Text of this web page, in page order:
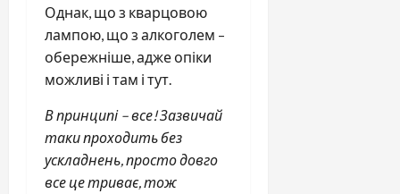
Однак, що з кварцовою
лампою, що з алкоголем –
обережніше, адже опіки
можливі і там і тут.
В принципі – все! Зазвичай
таки проходить без
ускладнень, просто довго
все це триває, тож